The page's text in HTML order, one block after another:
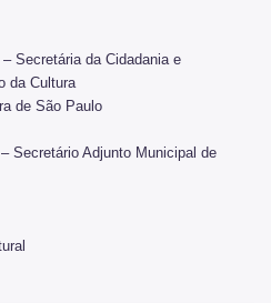
Secretária da Cidadania e
da Cultura
de São Paulo
Secretário Adjunto Municipal de